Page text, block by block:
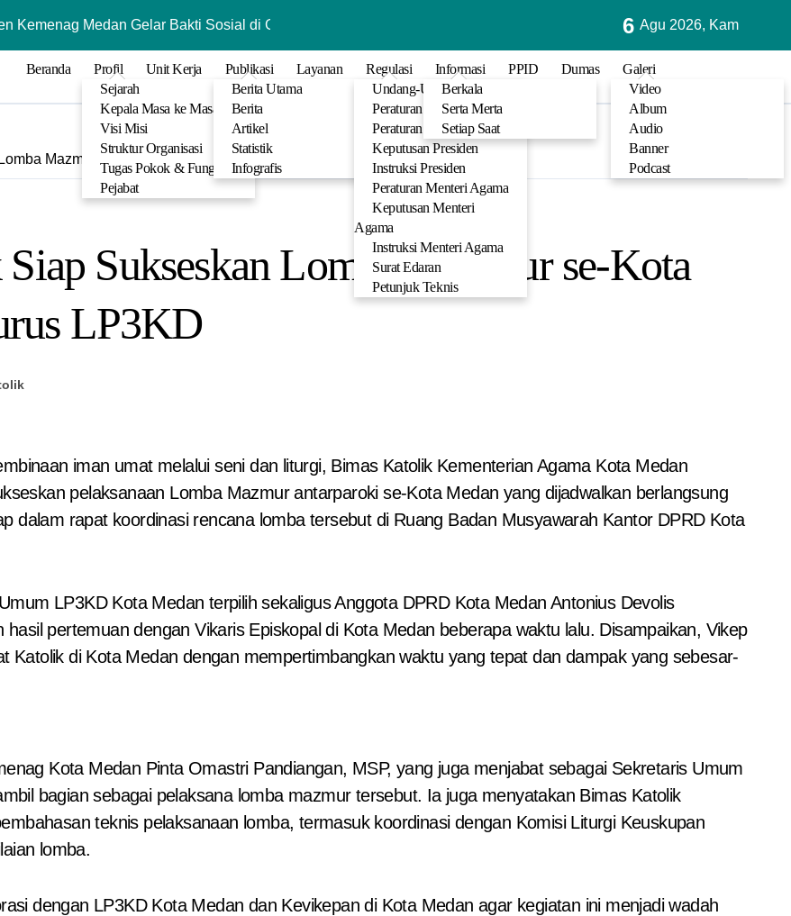
Kemenag Medan Gelar Bakti Sosial di GMI Gloria MedanBimbingan Fikih Ibadah KUA Medan Amplas Uraikan Sebab-Sebab Sujud
6 Agu 2026, Kam
Beranda
Profil
Sejarah
Kepala Masa ke Masa
Visi Misi
Struktur Organisasi
Tugas Pokok & Fungsi
Pejabat
Unit Kerja
Publikasi
Berita Utama
Berita
Artikel
Statistik
Infografis
Layanan
Regulasi
Undang-Undang
Peraturan Pemerintah
Peraturan Presiden
Keputusan Presiden
Instruksi Presiden
Peraturan Menteri Agama
Keputusan Menteri
Agama
Instruksi Menteri Agama
Surat Edaran
Petunjuk Teknis
Informasi
Berkala
Serta Merta
Setiap Saat
PPID Dumas
Galeri
Video
Album
Audio
Banner
Podcast
Mazmur se-Kota Medan Bersama Pengurus LP3KD
Sukseskan Lomba Mazmur se-Kota
LP3KD
pelaksanaan Lomba Mazmur antarparoki se-Kota Medan yang dijadwalkan berlangsung
dalam rapat koordinasi rencana lomba tersebut di Ruang Badan Musyawarah Kantor DPRD Kota
LP3KD Kota Medan terpilih sekaligus Anggota DPRD Kota Medan Antonius Devolis
pertemuan dengan Vikaris Episkopal di Kota Medan beberapa waktu lalu. Disampaikan, Vikep
Katolik di Kota Medan dengan mempertimbangkan waktu yang tepat dan dampak yang sebesar-
Kota Medan Pinta Omastri Pandiangan, MSP, yang juga menjabat sebagai Sekretaris Umum
bagian sebagai pelaksana lomba mazmur tersebut. Ia juga menyatakan Bimas Katolik
teknis pelaksanaan lomba, termasuk koordinasi dengan Komisi Liturgi Keuskupan
lomba.
dengan LP3KD Kota Medan dan Kevikepan di Kota Medan agar kegiatan ini menjadi wadah